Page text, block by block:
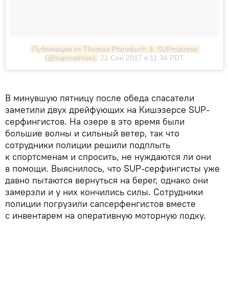
Публикация от Thomas Pfannkuch ⚓️ SUPmatrose
(@supmatrose)
21 Сен 2017 в 11:34 PDT
В минувшую пятницу после обеда спасатели
заметили двух дрейфующих на Кишэзерсе SUP-
серфингистов. На озере в это время были
большие волны и сильный ветер, так что
сотрудники полиции решили подплыть
к спортсменам и спросить, не нуждаются ли они
в помощи. Выяснилось, что SUP-серфингисты уже
давно пытаются вернуться на берег, однако они
замерзли и у них кончились силы. Сотрудники
полиции погрузили сапсерфенгистов вместе
с инвентарем на оперативную моторную лодку.